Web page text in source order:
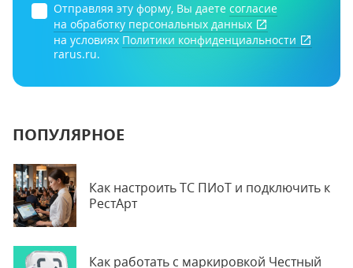
Отправляя эту форму, Вы даете согласие
на обработку персональных данных
на условиях Политики конфиденциальности
rarus.ru.
ПОПУЛЯРНОЕ
Как настроить ТС ПИоТ и подключить к
РестАрт
Как работать с маркировкой Честный